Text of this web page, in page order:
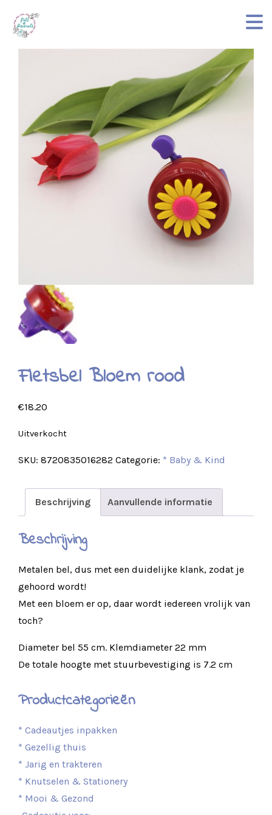
Fietsbel Bloem rood
€18.20
Uitverkocht
SKU: 8720835016282 Categorie: * Baby & Kind
Beschrijving Aanvullende informatie
Beschrijving
Metalen bel, dus met een duidelijke klank, zodat je
gehoord wordt!
Met een bloem er op, daar wordt iedereen vrolijk van
toch?
Diameter bel 55 cm. Klemdiameter 22 mm
De totale hoogte met stuurbevestiging is 7.2 cm
Productcategorieën
* Cadeautjes inpakken
* Gezellig thuis
* Jarig en trakteren
* Knutselen & Stationery
* Mooi & Gezond